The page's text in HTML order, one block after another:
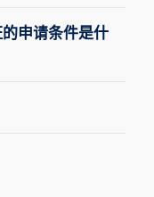
申请条件是什